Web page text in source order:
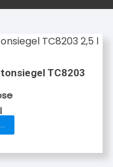
TC8203
l